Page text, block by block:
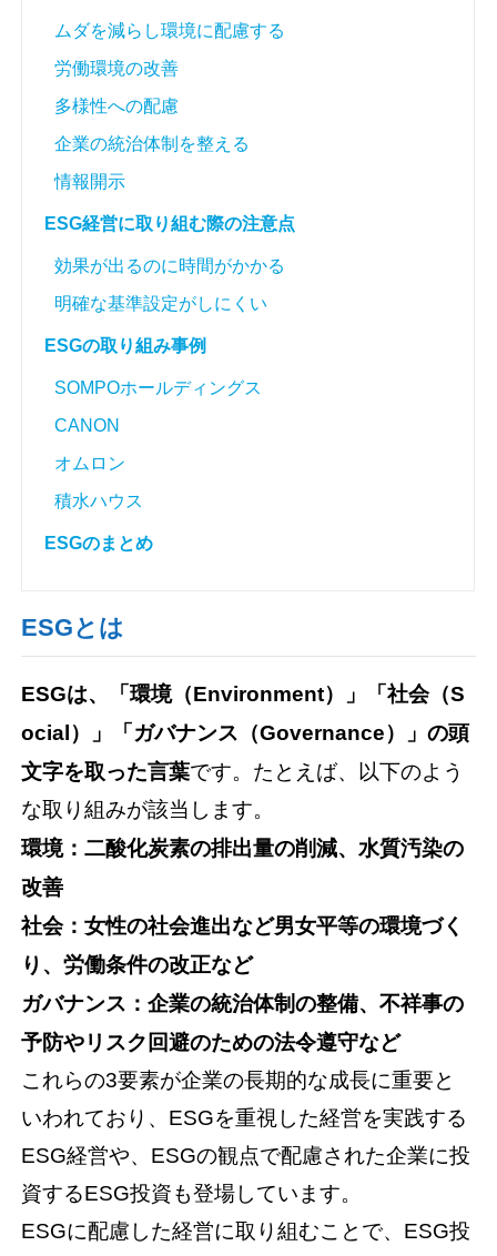
ムダを減らし環境に配慮する
労働環境の改善
多様性への配慮
企業の統治体制を整える
情報開示
ESG経営に取り組む際の注意点
効果が出るのに時間がかかる
明確な基準設定がしにくい
ESGの取り組み事例
SOMPOホールディングス
CANON
オムロン
積水ハウス
ESGのまとめ
ESGとは
ESGは、「環境（Environment）」「社会（S
ocial）」「ガバナンス（Governance）」の頭
文字を取った言葉です。たとえば、以下のよう
な取り組みが該当します。
環境：二酸化炭素の排出量の削減、水質汚染の
改善
社会：女性の社会進出など男女平等の環境づく
り、労働条件の改正など
ガバナンス：企業の統治体制の整備、不祥事の
予防やリスク回避のための法令遵守など
これらの3要素が企業の長期的な成長に重要と
いわれており、ESGを重視した経営を実践する
ESG経営や、ESGの観点で配慮された企業に投
資するESG投資も登場しています。
ESGに配慮した経営に取り組むことで、ESG投